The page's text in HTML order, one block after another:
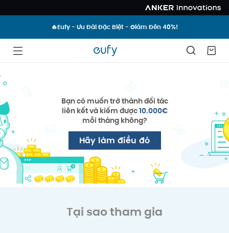
🔥Eufy - Ưu Đãi Đặc Biệt - Giảm Đến 40%!
Bạn có muốn trở thành đối tác
liên kết và kiếm được10.000€
mỗi tháng không?
Hãy làm điều đó
Tại sao tham gia